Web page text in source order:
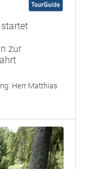
zur
Herr Matthias